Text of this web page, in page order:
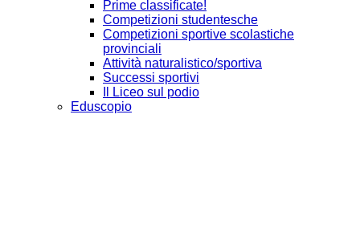
Prime classificate!
Competizioni studentesche
Competizioni sportive scolastiche
provinciali
Attività naturalistico/sportiva
Successi sportivi
Il Liceo sul podio
Eduscopio